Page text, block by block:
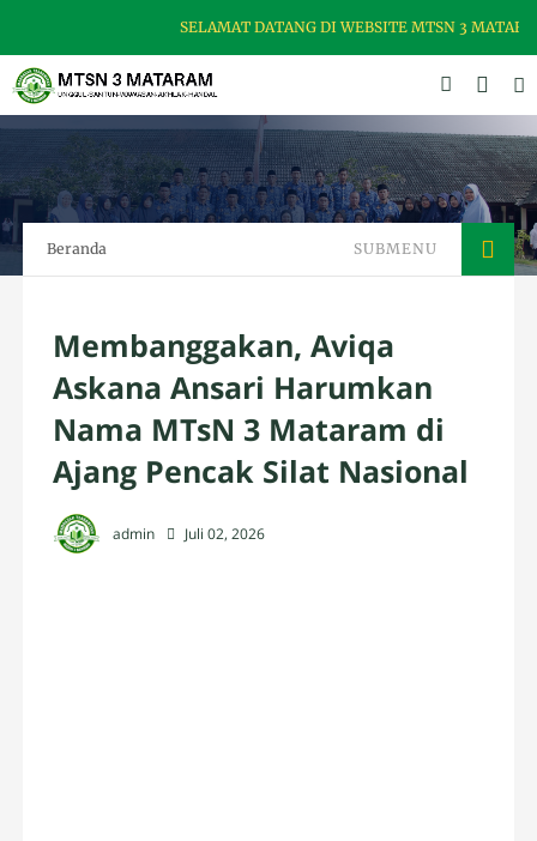
SELAMAT DATANG DI WEBSITE MTSN 3
Beranda SUBMENU
Membanggakan, Aviqa
Askana Ansari Harumkan
Nama MTsN 3 Mataram di
Ajang Pencak Silat Nasional
admin Juli 02, 2026